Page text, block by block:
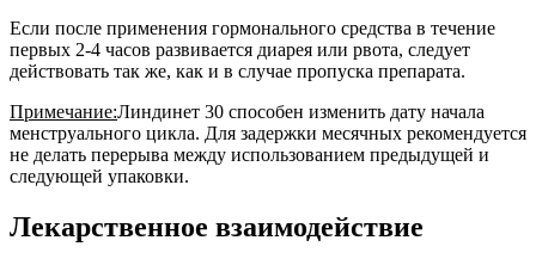
Если после применения гормонального средства в течение
первых 2-4 часов развивается диарея или рвота, следует
действовать так же, как и в случае пропуска препарата.
Примечание:Линдинет 30 способен изменить дату начала
менструального цикла. Для задержки месячных рекомендуется
не делать перерыва между использованием предыдущей и
следующей упаковки.
Лекарственное взаимодействие